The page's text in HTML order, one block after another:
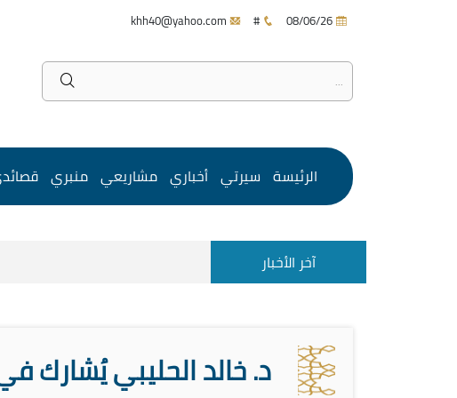
#
الرئيسة سيرتي أخباري مشاريعي منبري
آخر الأخبار
د. خالد الحليبي يُشارك